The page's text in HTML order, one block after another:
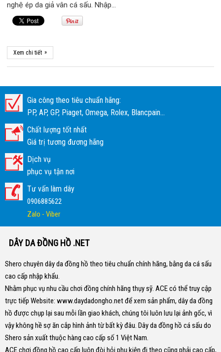
nghệ ép da giả vân cá sấu. Nhập…
Xem chi tiết »
Gia công theo tiêu chuẩn hãng:
PP, AP, GP, Piaget, Omega, Rolex, Blancpain...
Chất lượng tốt nhất
Giá trị tương đương hãng
Dịch vụ
phục vụ tận nơi
Tư vấn làm dây
0906885622
Zalo - Viber
DÂY DA ĐỒNG HỒ .NET
Shero chuyên dây da đồng hồ theo tiêu chuẩn chính hãng, bằng da cá sấu
cao cấp nhập khẩu.
Nhằm phục vụ nhu cầu chơi đồng chính hãng thụy sỹ. ACE có thể truy cập
trực tiếp Website: www.daydadongho.netđể xem sản phẩm, dây da đồng
hồ được chụp lại sau mỗi lần giao khách, chúng tôi luôn lưu lại ảnh gốc, vì
vậy không hề sợ ăn cắp hình ảnh từ bất kỳ đâu. Dây da đồng hồ cá sấu do
Shero sản xuất thuộc hàng cao cấp số 1 Việt Nam.
ACE chơi đồng hồ cao cấp luôn đòi hỏi phụ kiện đi theo cũng phải cao cấp,